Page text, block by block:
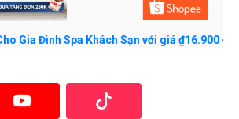
Spa Khách Sạn với giá ₫16.900 -